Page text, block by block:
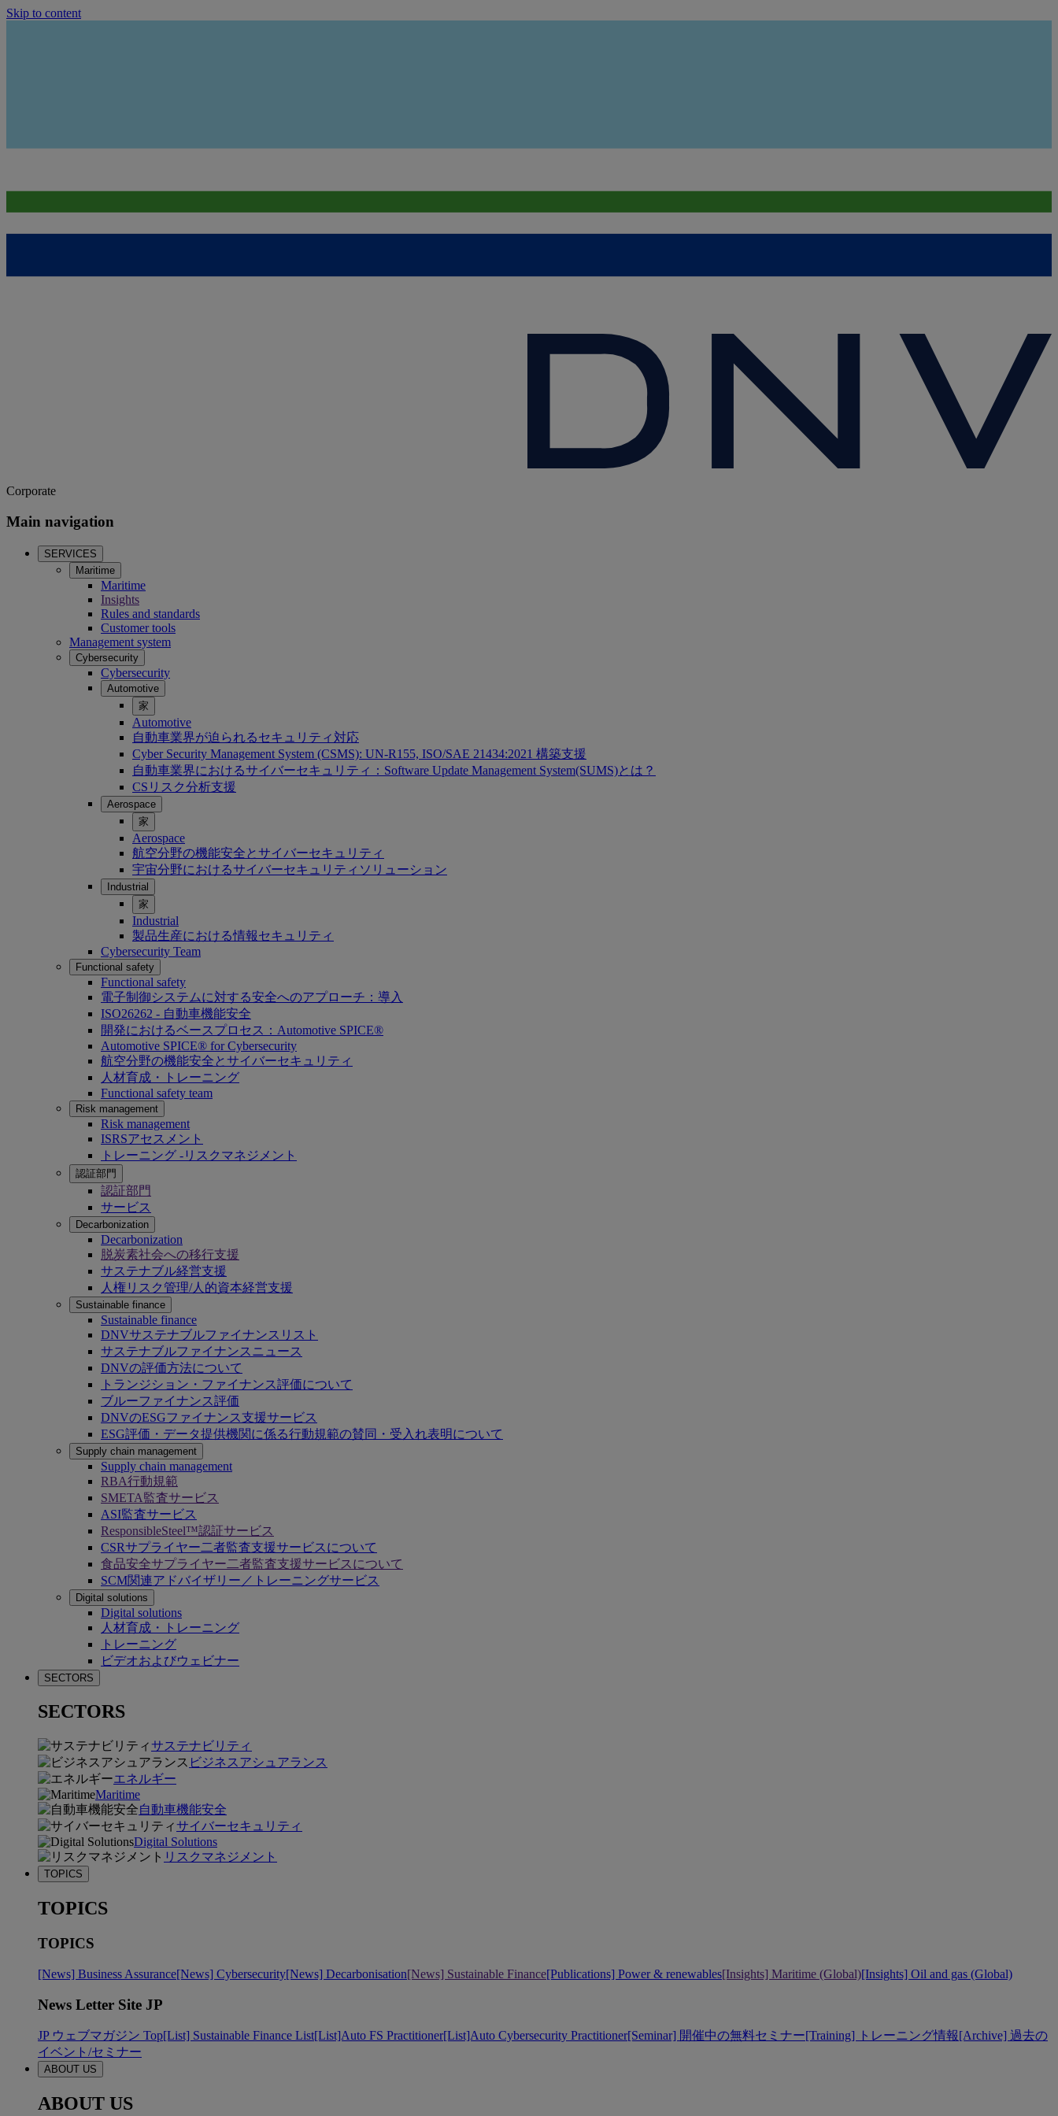
Skip to content
Corporate
Main navigation
SERVICES
Maritime
Maritime
Insights
Rules and standards
Customer tools
Management system
Cybersecurity
Cybersecurity
Automotive
家
Automotive
自動車業界が迫られるセキュリティ対応
Cyber Security Management System (CSMS): UN-R155, ISO/SAE 21434:2021 構築支援
自動車業界におけるサイバーセキュリティ：Software Update Management System(SUMS)とは？
CSリスク分析支援
Aerospace
家
Aerospace
航空分野の機能安全とサイバーセキュリティ
宇宙分野におけるサイバーセキュリティソリューション
Industrial
家
Industrial
製品生産における情報セキュリティ
Cybersecurity Team
Functional safety
Functional safety
電子制御システムに対する安全へのアプローチ：導入
ISO26262 - 自動車機能安全
開発におけるベースプロセス：Automotive SPICE®
Automotive SPICE® for Cybersecurity
航空分野の機能安全とサイバーセキュリティ
人材育成・トレーニング
Functional safety team
Risk management
Risk management
ISRSアセスメント
トレーニング -リスクマネジメント
認証部門
認証部門
サービス
Decarbonization
Decarbonization
脱炭素社会への移行支援
サステナブル経営支援
人権リスク管理/人的資本経営支援
Sustainable finance
Sustainable finance
DNVサステナブルファイナンスリスト
サステナブルファイナンスニュース
DNVの評価方法について
トランジション・ファイナンス評価について
ブルーファイナンス評価
DNVのESGファイナンス支援サービス
ESG評価・データ提供機関に係る行動規範の賛同・受入れ表明について
Supply chain management
Supply chain management
RBA行動規範
SMETA監査サービス
ASI監査サービス
ResponsibleSteel™認証サービス
CSRサプライヤー二者監査支援サービスについて
食品安全サプライヤー二者監査支援サービスについて
SCM関連アドバイザリー／トレーニングサービス
Digital solutions
Digital solutions
人材育成・トレーニング
トレーニング
ビデオおよびウェビナー
SECTORS
SECTORS
サステナビリティ
ビジネスアシュアランス
エネルギー
Maritime
自動車機能安全
サイバーセキュリティ
Digital Solutions
リスクマネジメント
TOPICS
TOPICS
TOPICS
[News] Business Assurance[News] Cybersecurity[News] Decarbonisation[News] Sustainable Finance[Publications] Power & renewables[Insights] Maritime (Global)[Insights] Oil and gas (Global)
News Letter Site JP
JP ウェブマガジン Top[List] Sustainable Finance List[List]Auto FS Practitioner[List]Auto Cybersecurity Practitioner[Seminar] 開催中の無料セミナー[Training] トレーニング情報[Archive] 過去の
イベント/セミナー
ABOUT US
ABOUT US